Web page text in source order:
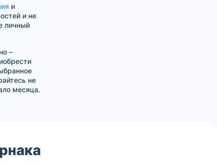
и
и не
личный
–
не
месяца.